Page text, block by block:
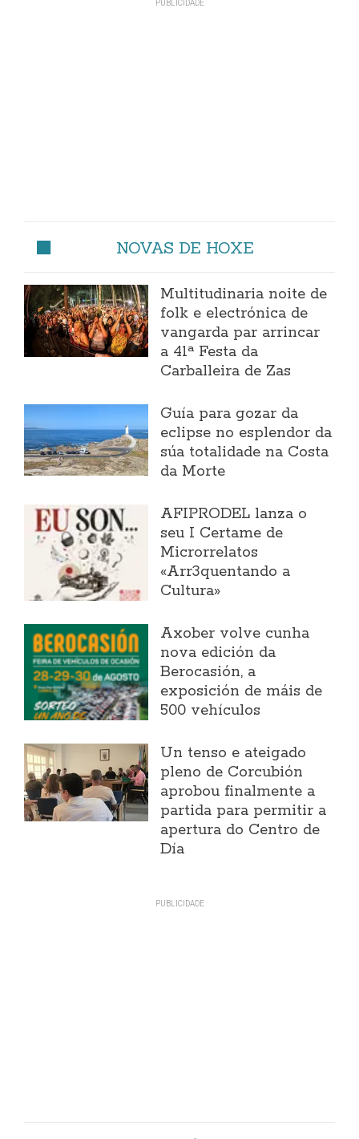
NOVAS DE HOXE
Multitudinaria noite de
folk e electrónica de
vangarda par arrincar
a 41ª Festa da
Carballeira de Zas
Guía para gozar da
eclipse no esplendor da
súa totalidade na Costa
da Morte
AFIPRODEL lanza o
seu I Certame de
Microrrelatos
«Arr3quentando a
Cultura»
Axober volve cunha
nova edición da
Berocasión, a
exposición de máis de
500 vehículos
Un tenso e ateigado
pleno de Corcubión
aprobou finalmente a
partida para permitir a
apertura do Centro de
Día